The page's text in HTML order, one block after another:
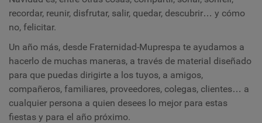
recordar, reunir, disfrutar, salir, quedar, descubrir… y cómo
no, felicitar.
Un año más, desde Fraternidad-Muprespa te ayudamos a
hacerlo de muchas maneras, a través de material diseñado
para que puedas dirigirte a los tuyos, a amigos,
compañeros, familiares, proveedores, colegas, clientes… a
cualquier persona a quien desees lo mejor para estas
fiestas y para el año próximo.